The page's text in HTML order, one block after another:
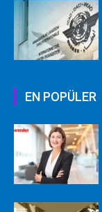
EN POPÜLER